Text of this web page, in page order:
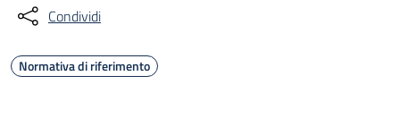
Condividi
Normativa di riferimento